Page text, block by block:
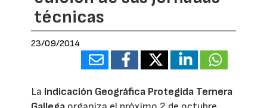
técnicas
23/09/2014
La Indicación Geográfica Protegida Ternera